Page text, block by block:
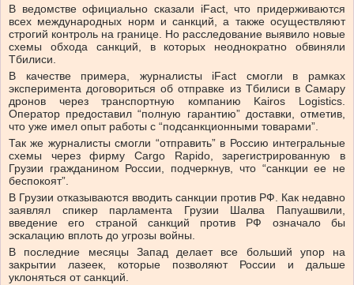
В ведомстве официально сказали iFact, что придерживаются
всех международных норм и санкций, а также осуществляют
строгий контроль на границе. Но расследование выявило новые
схемы обхода санкций, в которых неоднократно обвиняли
Тбилиси.
В качестве примера, журналисты iFact смогли в рамках
эксперимента договориться об отправке из Тбилиси в Самару
дронов через транспортную компанию Kairos Logistics.
Оператор предоставил “полную гарантию” доставки, отметив,
что уже имел опыт работы с “подсанкционными товарами”.
Так же журналисты смогли “отправить” в Россию интегральные
схемы через фирму Cargo Rapido, зарегистрированную в
Грузии гражданином России, подчеркнув, что “санкции ее не
беспокоят”.
В Грузии отказываются вводить санкции против РФ. Как недавно
заявлял спикер парламента Грузии Шалва Папуашвили,
введение его страной санкций против РФ означало бы
эскалацию вплоть до угрозы войны.
В последние месяцы Запад делает все больший упор на
закрытии лазеек, которые позволяют России и дальше
уклоняться от санкций.